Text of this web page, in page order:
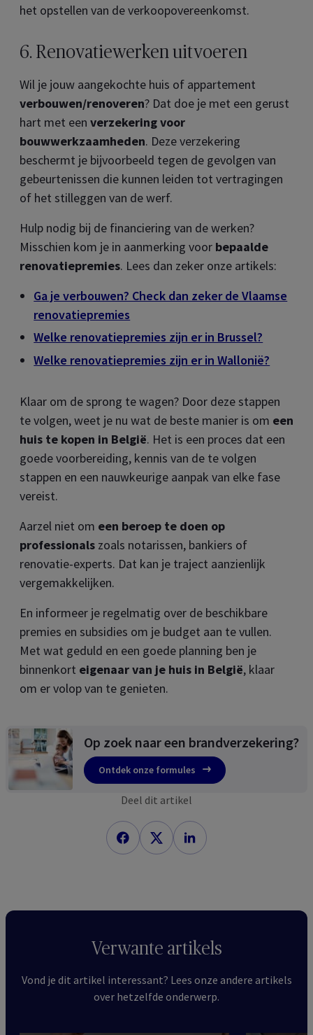
het opstellen van de verkoopovereenkomst.
6. Renovatiewerken uitvoeren
Wil je jouw aangekochte huis of appartement
verbouwen/renoveren? Dat doe je met een gerust
hart met een verzekering voor
bouwwerkzaamheden. Deze verzekering
beschermt je bijvoorbeeld tegen de gevolgen van
gebeurtenissen die kunnen leiden tot vertragingen
of het stilleggen van de werf.
Hulp nodig bij de financiering van de werken?
Misschien kom je in aanmerking voor bepaalde
renovatiepremies. Lees dan zeker onze artikels:
Ga je verbouwen? Check dan zeker de Vlaamse
renovatiepremies
Welke renovatiepremies zijn er in Brussel?
Welke renovatiepremies zijn er in Wallonië?
Klaar om de sprong te wagen? Door deze stappen
te volgen, weet je nu wat de beste manier is om een
huis te kopen in België. Het is een proces dat een
goede voorbereiding, kennis van de te volgen
stappen en een nauwkeurige aanpak van elke fase
vereist.
Aarzel niet om een beroep te doen op
professionals zoals notarissen, bankiers of
renovatie-experts. Dat kan je traject aanzienlijk
vergemakkelijken.
En informeer je regelmatig over de beschikbare
premies en subsidies om je budget aan te vullen.
Met wat geduld en een goede planning ben je
binnenkort eigenaar van je huis in België, klaar
om er volop van te genieten.
Op zoek naar een brandverzekering?
Ontdek onze formules
Deel dit artikel
Verwante artikels
Vond je dit artikel interessant? Lees onze andere artikels
over hetzelfde onderwerp.